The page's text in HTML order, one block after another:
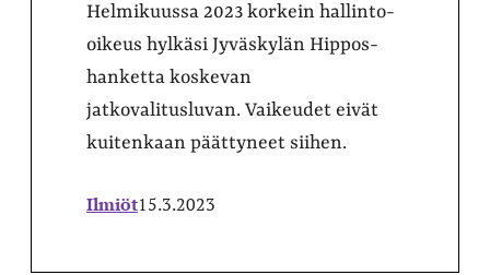
Helmikuussa 2023 korkein hallinto-
oikeus hylkäsi Jyväskylän Hippos-
hanketta koskevan
jatkovalitusluvan. Vaikeudet eivät
kuitenkaan päättyneet siihen.
Ilmiöt15.3.2023